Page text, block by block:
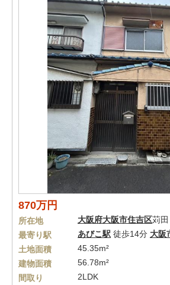
870万円
所在地 大阪府大阪市住吉区苅田
最寄り駅
あびこ駅 徒歩14分 大阪
土地面積
45.35m²
建物面積
56.78m²
間取り
2LDK